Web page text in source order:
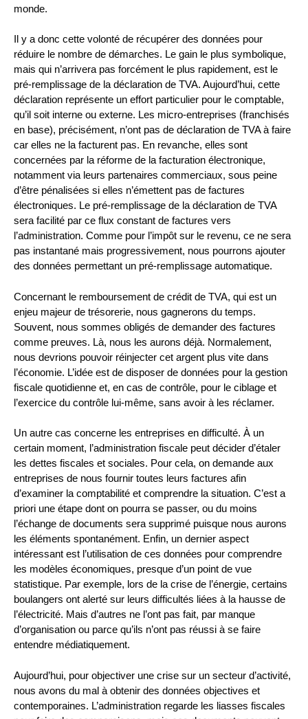
monde.
Il y a donc cette volonté de récupérer des données pour
réduire le nombre de démarches. Le gain le plus symbolique,
mais qui n’arrivera pas forcément le plus rapidement, est le
pré-remplissage de la déclaration de TVA. Aujourd’hui, cette
déclaration représente un effort particulier pour le comptable,
qu’il soit interne ou externe. Les micro-entreprises (franchisés
en base), précisément, n’ont pas de déclaration de TVA à faire
car elles ne la facturent pas. En revanche, elles sont
concernées par la réforme de la facturation électronique,
notamment via leurs partenaires commerciaux, sous peine
d’être pénalisées si elles n’émettent pas de factures
électroniques. Le pré-remplissage de la déclaration de TVA
sera facilité par ce flux constant de factures vers
l’administration. Comme pour l’impôt sur le revenu, ce ne sera
pas instantané mais progressivement, nous pourrons ajouter
des données permettant un pré-remplissage automatique.
Concernant le remboursement de crédit de TVA, qui est un
enjeu majeur de trésorerie, nous gagnerons du temps.
Souvent, nous sommes obligés de demander des factures
comme preuves. Là, nous les aurons déjà. Normalement,
nous devrions pouvoir réinjecter cet argent plus vite dans
l’économie. L’idée est de disposer de données pour la gestion
fiscale quotidienne et, en cas de contrôle, pour le ciblage et
l’exercice du contrôle lui-même, sans avoir à les réclamer.
Un autre cas concerne les entreprises en difficulté. À un
certain moment, l’administration fiscale peut décider d’étaler
les dettes fiscales et sociales. Pour cela, on demande aux
entreprises de nous fournir toutes leurs factures afin
d’examiner la comptabilité et comprendre la situation. C’est a
priori une étape dont on pourra se passer, ou du moins
l’échange de documents sera supprimé puisque nous aurons
les éléments spontanément. Enfin, un dernier aspect
intéressant est l’utilisation de ces données pour comprendre
les modèles économiques, presque d’un point de vue
statistique. Par exemple, lors de la crise de l’énergie, certains
boulangers ont alerté sur leurs difficultés liées à la hausse de
l’électricité. Mais d’autres ne l’ont pas fait, par manque
d’organisation ou parce qu’ils n’ont pas réussi à se faire
entendre médiatiquement.
Aujourd’hui, pour objectiver une crise sur un secteur d’activité,
nous avons du mal à obtenir des données objectives et
contemporaines. L’administration regarde les liasses fiscales